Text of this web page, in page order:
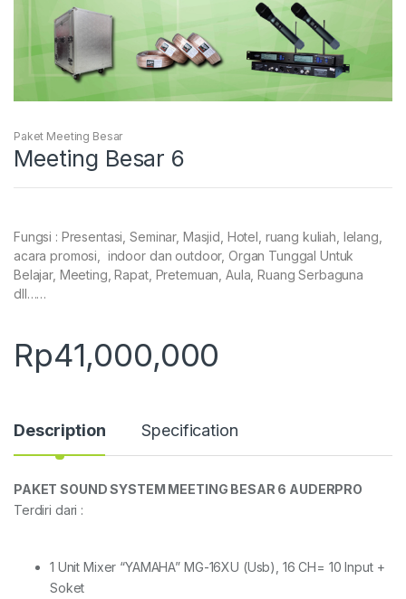
Paket Meeting Besar
Meeting Besar 6
Fungsi : Presentasi, Seminar, Masjid, Hotel, ruang kuliah, lelang,
acara promosi, indoor dan outdoor, Organ Tunggal Untuk
Belajar, Meeting, Rapat, Pretemuan, Aula, Ruang Serbaguna
dll……
Rp41,000,000
Description Specification
PAKET SOUND SYSTEM MEETING BESAR 6 AUDERPRO
Terdiri dari :
1 Unit Mixer “YAMAHA” MG-16XU (Usb), 16 CH= 10 Input +
Soket